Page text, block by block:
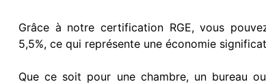
Grâce à notre certification RGE, vous
5,5%, ce qui représente une économie
Que ce soit pour une chambre, un bureau